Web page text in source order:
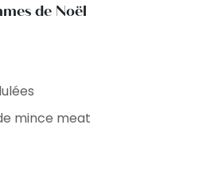
de Noël
mince meat